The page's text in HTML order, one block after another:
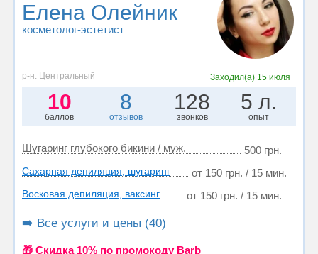
Елена Олейник
косметолог-эстетист
р-н. Центральный Заходил(а) 15 июля
10
баллов
8
отзывов
128
звонков
5 л.
опыт
Шугаринг глубокого бикини / муж. 500 грн.
Сахарная депиляция, шугаринг от 150 грн. / 15 мин.
Восковая депиляция, ваксинг от 150 грн. / 15 мин.
➡️ Все услуги и цены (40)
🎁 Cкидка 10% по промокоду Barb